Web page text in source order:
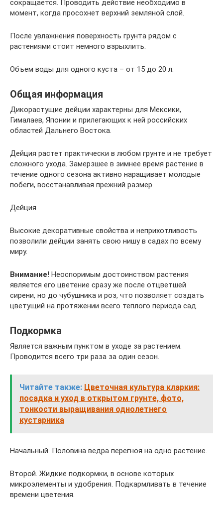
сокращается. Проводить действие необходимо в
момент, когда просохнет верхний земляной слой.
После увлажнения поверхность грунта рядом с
растениями стоит немного взрыхлить.
Объем воды для одного куста – от 15 до 20 л.
Общая информация
Дикорастущие дейции характерны для Мексики,
Гималаев, Японии и прилегающих к ней российских
областей Дальнего Востока.
Дейция растет практически в любом грунте и не требует
сложного ухода. Замерзшее в зимнее время растение в
течение одного сезона активно наращивает молодые
побеги, восстанавливая прежний размер.
Дейция
Высокие декоративные свойства и неприхотливость
позволили дейции занять свою нишу в садах по всему
миру.
Внимание! Неоспоримым достоинством растения
является его цветение сразу же после отцветшей
сирени, но до чубушника и роз, что позволяет создать
цветущий на протяжении всего теплого периода сад.
Подкормка
Является важным пунктом в уходе за растением.
Проводится всего три раза за один сезон.
Читайте также: Цветочная культура кларкия:
посадка и уход в открытом грунте, фото,
тонкости выращивания однолетнего
кустарника
Начальный. Половина ведра перегноя на одно растение.
Второй. Жидкие подкормки, в основе которых
микроэлементы и удобрения. Подкармливать в течение
времени цветения.